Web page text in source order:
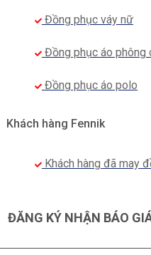
Đồng phục váy nữ
Đồng phục áo phông
Đồng phục áo polo
Khách hàng Fennik
Khách hàng đã may
ĐĂNG KÝ NHẬN BÁO